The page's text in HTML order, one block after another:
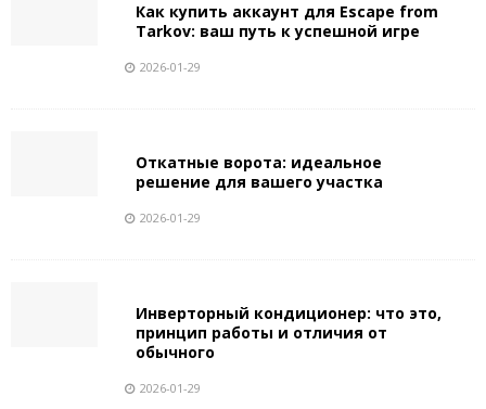
Как купить аккаунт для Escape from
Tarkov: ваш путь к успешной игре
2026-01-29
Откатные ворота: идеальное
решение для вашего участка
2026-01-29
Инверторный кондиционер: что это,
принцип работы и отличия от
обычного
2026-01-29